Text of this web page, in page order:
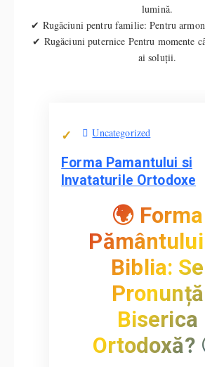
lumină.
✔ Rugăciuni pentru familie: Pentru
✔ Rugăciuni puternice Pentru momente
ai soluții.
Uncategorized
Forma Pamantului si
Invataturile Ortodoxe
🌍 Forma
Biblia: Se
Pronunță
Biserica
Ortodoxă?